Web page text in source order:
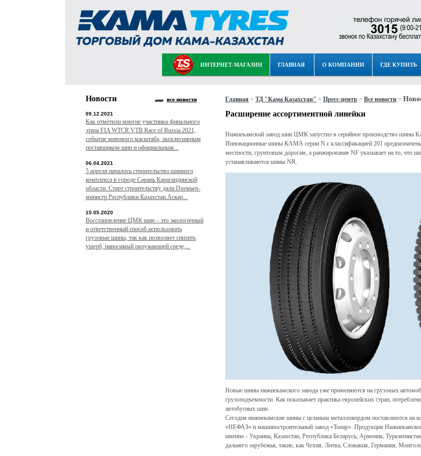
ИНТЕРНЕТ-МАГАЗИН ГЛАВНАЯ О КОМПАНИИ ГДЕ КУПИТЬ
Главная > ТД "Кама Казахстан" > Пресс-центр > Все новости >
Расширение ассортиментной линейки
Нижнекамский завод шин ЦМК запустил в серийное производство шины
Инновационные шины КАМА серии N c классификацией 201
местности, грунтовым дорогам, а ранжирование NF указывает на то, что
устанавливаются шины NR.
Новые шины нижнекамского завода уже применяются на грузовых
грузоподъемности. Как показывает практика европейских стран,
автобусных шин.
Сегодня нижнекамские шины с цельным металлокордом поставляются
«НЕФАЗ» и машиностроительный завод «Тонар». Продукция
именно - Украина, Казахстан, Республика Беларусь, Армения,
дальнего зарубежья, такие, как Чехия, Литва, Словакия, Германия,
Новости все новости
09.12.2021
Как отметили многие участники финального
этапа FIA WTCR VTB Race of Russia 2021,
событие мирового масштаба, эксклюзивным
поставщиком шин и официальным...
06.04.2021
5 апреля началось строительство шинного
комплекса в городе Сарань Карагандинской
области. Старт строительству дали Премьер-
министр Республики Казахстан Аскар...
15.05.2020
Восстановление ЦМК шин – это экологичный
и ответственный способ использовать
грузовые шины, так как позволяет снизить
ущерб, наносимый окружающей среде,...